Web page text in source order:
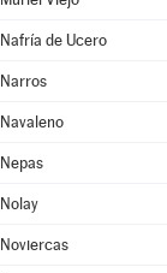
Nafría de Ucero
Narros
Navaleno
Nepas
Nolay
Noviercas